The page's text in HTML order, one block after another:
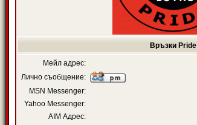
Връзки Pride
Мейл адрес:
Лично съобщение:
MSN Messenger:
Yahoo Messenger:
AIM Адрес: